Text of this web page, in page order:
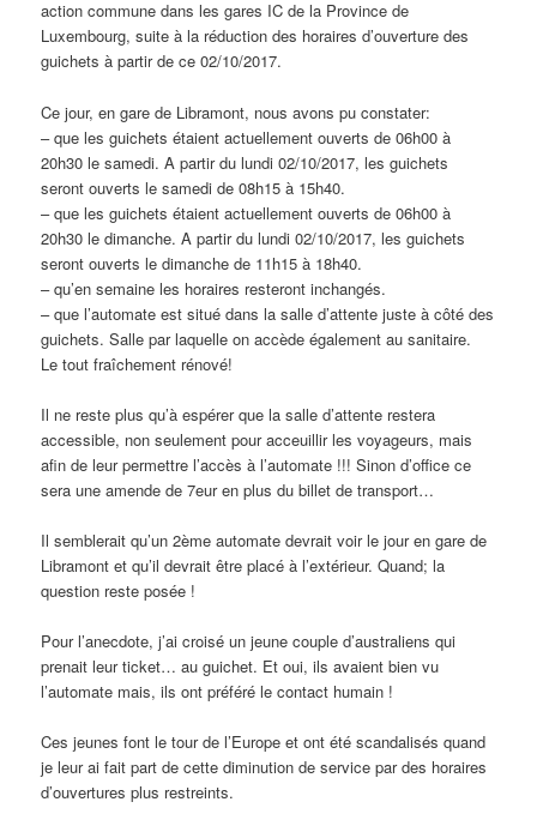
action commune dans les gares IC de la Province de
Luxembourg, suite à la réduction des horaires d’ouverture des
guichets à partir de ce 02/10/2017.
Ce jour, en gare de Libramont, nous avons pu constater:
– que les guichets étaient actuellement ouverts de 06h00 à
20h30 le samedi. A partir du lundi 02/10/2017, les guichets
seront ouverts le samedi de 08h15 à 15h40.
– que les guichets étaient actuellement ouverts de 06h00 à
20h30 le dimanche. A partir du lundi 02/10/2017, les guichets
seront ouverts le dimanche de 11h15 à 18h40.
– qu’en semaine les horaires resteront inchangés.
– que l’automate est situé dans la salle d’attente juste à côté des
guichets. Salle par laquelle on accède également au sanitaire.
Le tout fraîchement rénové!
Il ne reste plus qu’à espérer que la salle d’attente restera
accessible, non seulement pour acceuillir les voyageurs, mais
afin de leur permettre l’accès à l’automate !!! Sinon d’office ce
sera une amende de 7eur en plus du billet de transport…
Il semblerait qu’un 2ème automate devrait voir le jour en gare de
Libramont et qu’il devrait être placé à l’extérieur. Quand; la
question reste posée !
Pour l’anecdote, j’ai croisé un jeune couple d’australiens qui
prenait leur ticket… au guichet. Et oui, ils avaient bien vu
l’automate mais, ils ont préféré le contact humain !
Ces jeunes font le tour de l’Europe et ont été scandalisés quand
je leur ai fait part de cette diminution de service par des horaires
d’ouvertures plus restreints.